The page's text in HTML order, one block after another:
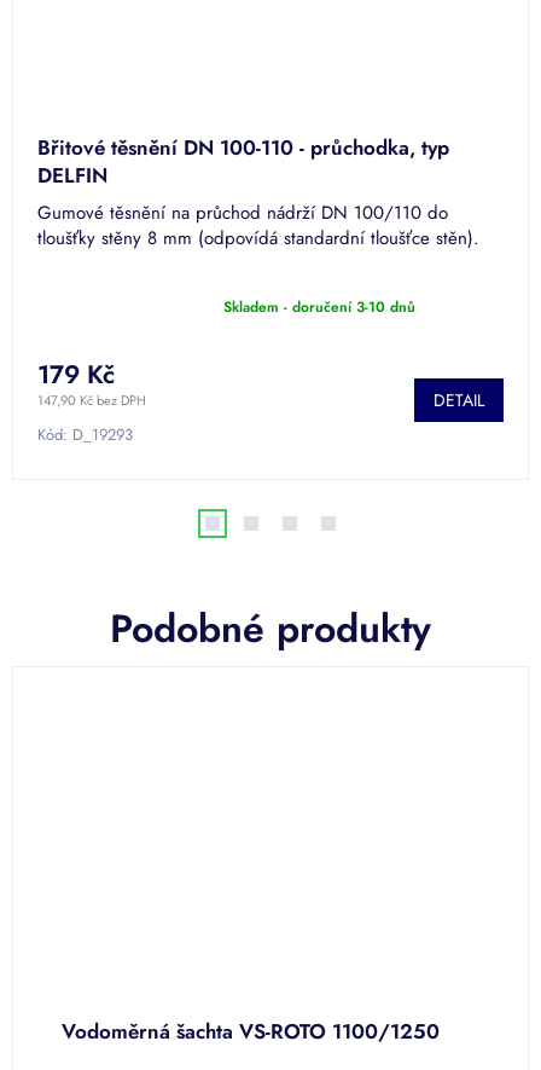
Břitové těsnění DN 100-110 - průchodka, typ
DELFIN
Gumové těsnění na průchod nádrží DN 100/110 do
tloušťky stěny 8 mm (odpovídá standardní tloušťce stěn).
je
5,0
z
5
Skladem - doručení 3-10 dnů
147,90 Kč bez DPH
179 Kč
DETAIL
Kód: D_19293
Podobné produkty
Vodoměrná šachta VS-ROTO 1100/1250